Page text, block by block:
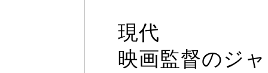
現代
映画監督のジ ャ